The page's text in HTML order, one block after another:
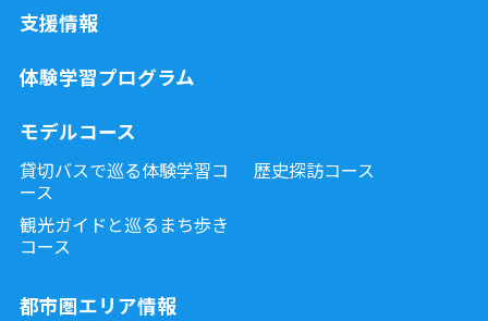
支援情報
体験学習プログラム
モデルコース
貸切バスで巡る体験学習コ
ース
歴史探訪コース
観光ガイドと巡るまち歩き
コース
都市圏エリア情報